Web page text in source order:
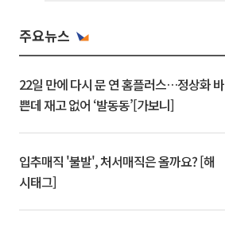
주요뉴스
22일 만에 다시 문 연 홈플러스…정상화 바
쁜데 재고 없어 ‘발동동’[가보니]
입추매직 '불발', 처서매직은 올까요? [해
시태그]